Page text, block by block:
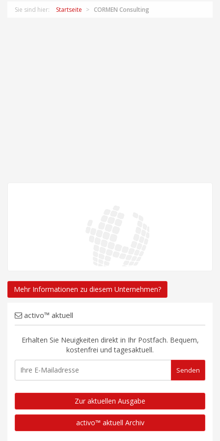
Sie sind hier: Startseite CORMEN Consulting
Mehr Informationen zu diesem Unternehmen?
activo™ aktuell
Erhalten Sie Neuigkeiten direkt in Ihr Postfach. Bequem,
kostenfrei und tagesaktuell.
Zur aktuellen Ausgabe
activo™ aktuell Archiv